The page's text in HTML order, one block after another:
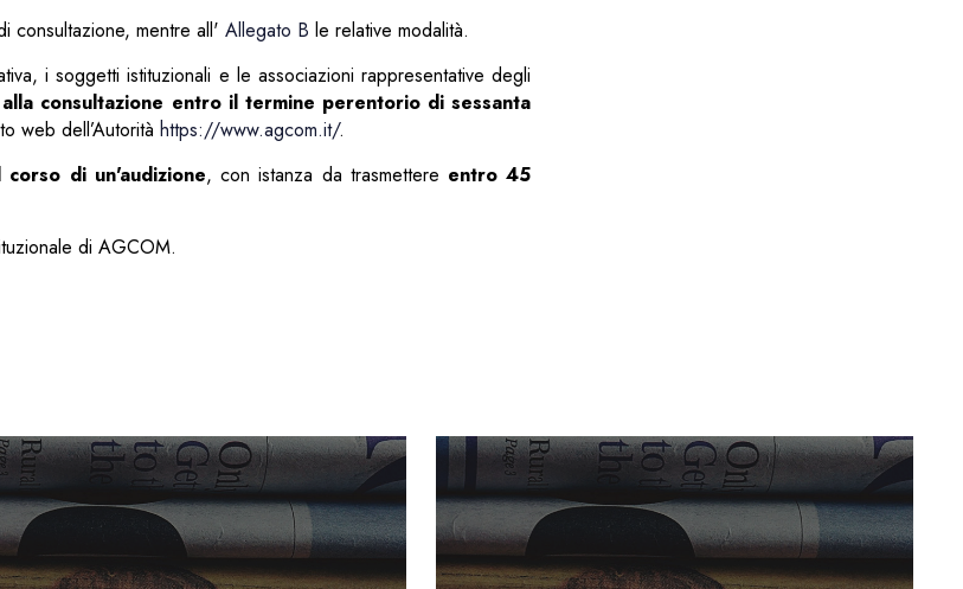
consultazione, mentre all' Allegato B le relative modalità.
i soggetti istituzionali e le associazioni rappresentative degli
consultazione entro il termine perentorio di sessanta
web dell’Autorità https://www.agcom.it/.
di un'audizione, con istanza da trasmettere entro 45
di AGCOM.